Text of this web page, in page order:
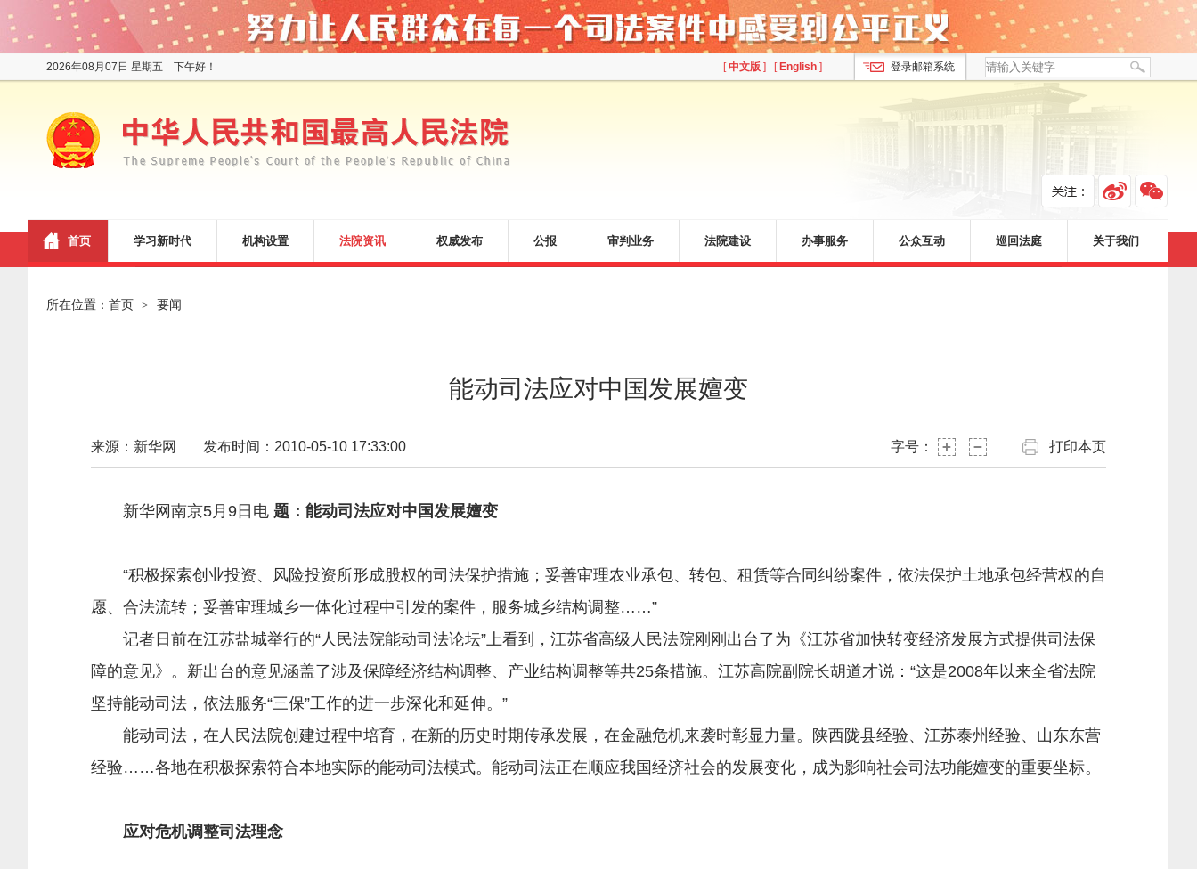
[中文版 ] [ English ]
2026年08月07日 星期五 下午好！ 登录邮箱系统
首页 学习新时代 机构设置 法院资讯 权威发布 公报 审判业务 法院建设 办事服务 公众互动 巡回法庭 关于我们
所在位置： 首页 > 要闻
能动司法应对中国发展嬗变
来源：新华网 发布时间：2010-05-10 17:33:00 字号： 打印本页
新华网南京5月9日电 题：能动司法应对中国发展嬗变
“积极探索创业投资、风险投资所形成股权的司法保护措施；妥善审理农业承包、转包、租赁等合同纠纷案件，依法保护土地承包经营权的自
愿、合法流转；妥善审理城乡一体化过程中引发的案件，服务城乡结构调整……”
记者日前在江苏盐城举行的“人民法院能动司法论坛”上看到，江苏省高级人民法院刚刚出台了为《江苏省加快转变经济发展方式提供司法保
障的意见》。新出台的意见涵盖了涉及保障经济结构调整、产业结构调整等共25条措施。江苏高院副院长胡道才说：“这是2008年以来全省法院
坚持能动司法，依法服务“三保”工作的进一步深化和延伸。”
能动司法，在人民法院创建过程中培育，在新的历史时期传承发展，在金融危机来袭时彰显力量。陕西陇县经验、江苏泰州经验、山东东营
经验……各地在积极探索符合本地实际的能动司法模式。能动司法正在顺应我国经济社会的发展变化，成为影响社会司法功能嬗变的重要坐标。
应对危机调整司法理念